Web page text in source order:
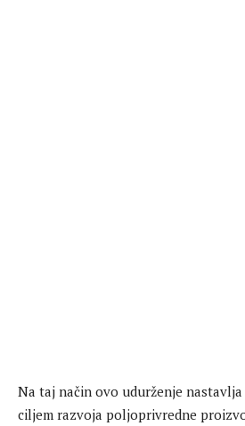
Na taj način ovo udurženje
ciljem razvoja poljoprivredne